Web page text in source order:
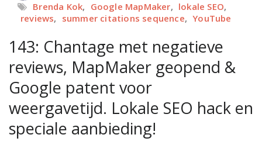
Brenda Kok, Google MapMaker, lokale SEO,
reviews, summer citations sequence, YouTube
143: Chantage met negatieve
reviews, MapMaker geopend &
Google patent voor
weergavetijd. Lokale SEO hack en
speciale aanbieding!